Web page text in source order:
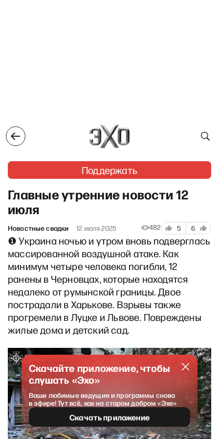
Поддержать
Главные утренние новости 12
июля
Новостные сводки 12 июля 2025 482 5 6
❶ Украина ночью и утром вновь подверглась
массированной воздушной атаке. Как
минимум четыре человека погибли, 12
ранены в Черновцах, которые находятся
недалеко от румынской границы. Двое
пострадали в Харькове. Взрывы также
прогремели в Луцке и Львове. Повреждены
жилые дома и детский сад.
Скачайте приложение, чтобы
слушать «Эхо»
Ваши любимые ведущие и программы снова
в эфире! Тут всё, как на старом добром «Эхе»
Скачать приложение